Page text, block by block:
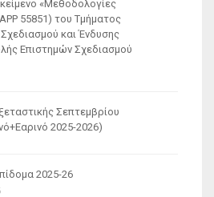
«Μεθοδολογίες
55851) του Τμήματος
και Ένδυσης
Επιστημών Σχεδιασμού
Σεπτεμβρίου
2025-2026)
2025-26